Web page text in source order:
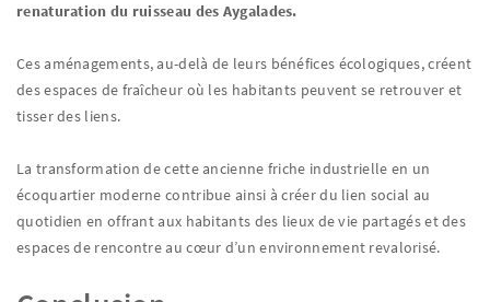
renaturation du ruisseau des Aygalades.
Ces aménagements, au-delà de leurs bénéfices écologiques, créent
des espaces de fraîcheur où les habitants peuvent se retrouver et
tisser des liens.
La transformation de cette ancienne friche industrielle en un
écoquartier moderne contribue ainsi à créer du lien social au
quotidien en offrant aux habitants des lieux de vie partagés et des
espaces de rencontre au cœur d’un environnement revalorisé.